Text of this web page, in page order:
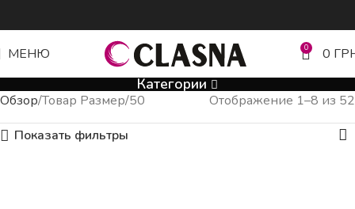
МЕНЮ 0 0
Категории
Обзор Товар Размер 50
Отображение 1–8 из 52
Показать фильтры